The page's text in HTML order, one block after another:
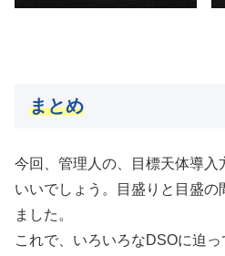
まとめ
今回、管理人の、目標天体導入
いいでしょう。目盛りと目盛
ました。
これで、いろいろなDSOに迫っ